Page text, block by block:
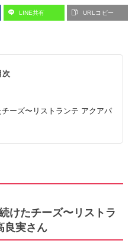
LINE共有 URLコピー
次
ーズ〜リストランテ アクアパ
けたチーズ〜リストラ
良実さん